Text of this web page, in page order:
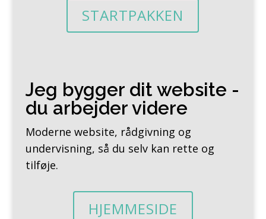
STARTPAKKEN
Jeg bygger dit website -
du arbejder videre
Moderne website, rådgivning og
undervisning, så du selv kan rette og
tilføje.
HJEMMESIDE